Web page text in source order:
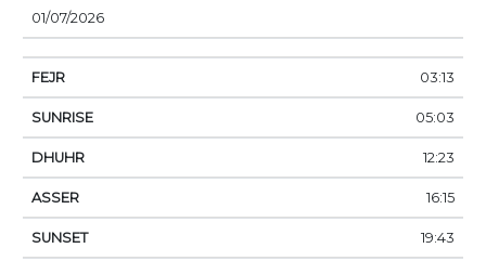
DATE
01/07/2026
03:13
05:03
12:23
16:15
19:43